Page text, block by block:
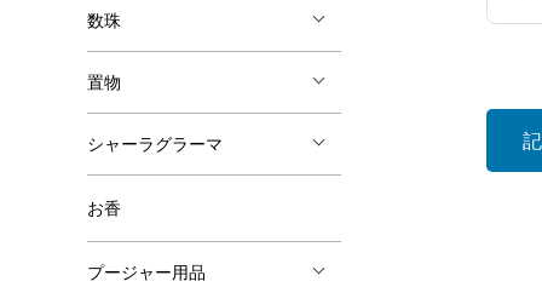
数珠
置物
シャーラグラーマ
お香
プージャー用品